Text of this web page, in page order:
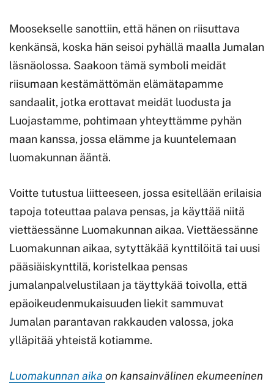
Moosekselle sanottiin, että hänen on riisuttava
kenkänsä, koska hän seisoi pyhällä maalla Jumalan
läsnäolossa. Saakoon tämä symboli meidät
riisumaan kestämättömän elämätapamme
sandaalit, jotka erottavat meidät luodusta ja
Luojastamme, pohtimaan yhteyttämme pyhän
maan kanssa, jossa elämme ja kuuntelemaan
luomakunnan ääntä.
Voitte tutustua liitteeseen, jossa esitellään erilaisia
tapoja toteuttaa palava pensas, ja käyttää niitä
viettäessänne Luomakunnan aikaa. Viettäessänne
Luomakunnan aikaa, sytyttäkää kynttilöitä tai uusi
pääsiäiskynttilä, koristelkaa pensas
jumalanpalvelustilaan ja täyttykää toivolla, että
epäoikeudenmukaisuuden liekit sammuvat
Jumalan parantavan rakkauden valossa, joka
ylläpitää yhteistä kotiamme.
Luomakunnan aika on kansainvälinen ekumeeninen